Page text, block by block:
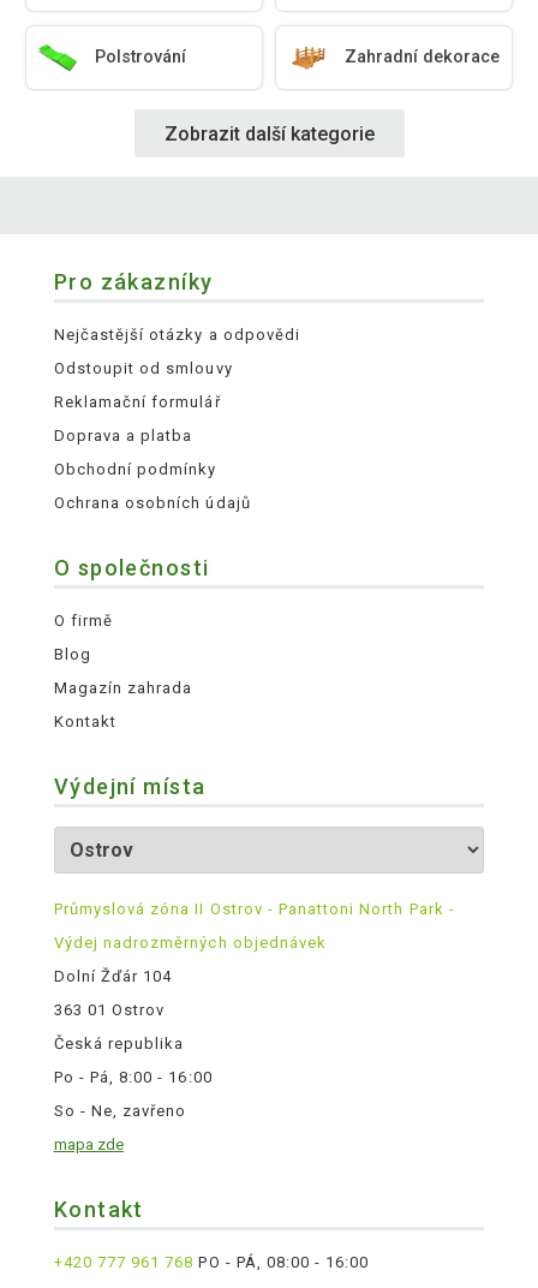
Polstrování Zahradní dekorace
Zobrazit další kategorie
Pro zákazníky
Nejčastější otázky a odpovědi
Odstoupit od smlouvy
Reklamační formulář
Doprava a platba
Obchodní podmínky
Ochrana osobních údajů
O společnosti
O firmě
Blog
Magazín zahrada
Kontakt
Výdejní místa
Průmyslová zóna II Ostrov - Panattoni North Park -
Výdej nadrozměrných objednávek
Dolní Žďár 104
363 01 Ostrov
Česká republika
Po - Pá, 8:00 - 16:00
So - Ne, zavřeno
mapa zde
Kontakt
+420 777 961 768 PO - PÁ, 08:00 - 16:00